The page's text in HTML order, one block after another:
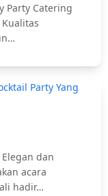
Party Catering
dan
acara
hadir…